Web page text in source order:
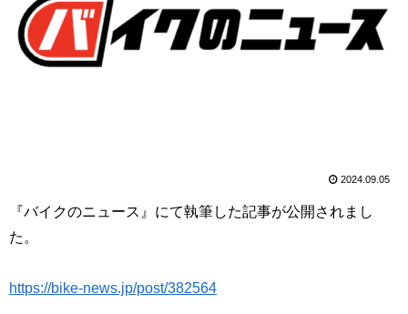
2024.09.05
『バイクのニュース』にて執筆した記事が公開されまし
た。
https://bike-news.jp/post/382564